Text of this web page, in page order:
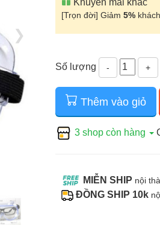
❯
[Trọn đời] Giảm 5%
Số lượng - +
Thêm vào giỏ
3 shop còn hàng
MIỄN SHIP nội
ĐỒNG SHIP 10k